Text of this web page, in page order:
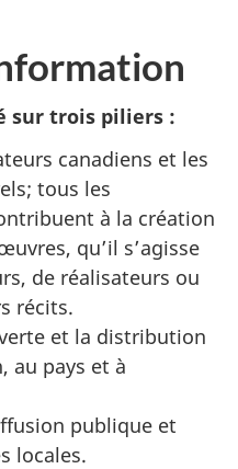
sur trois piliers :
canadiens et les
tous les
à la création
qu’il s’agisse
de réalisateurs ou
récits.
et la distribution
au pays et à
publique et
locales.